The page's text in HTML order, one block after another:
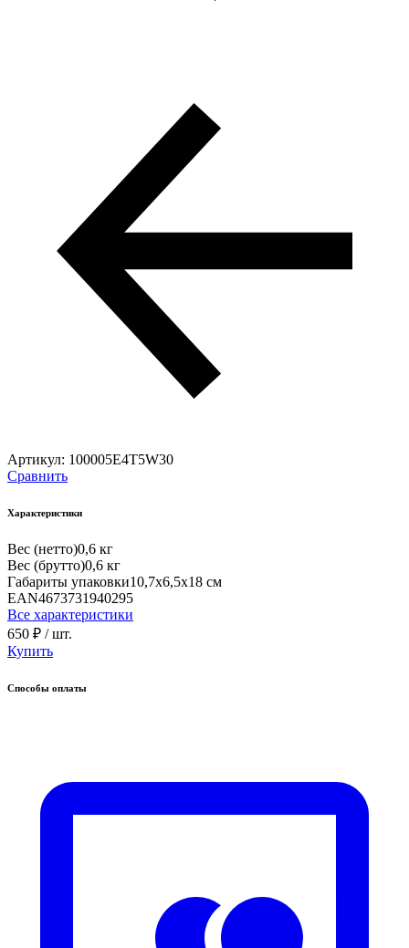
Артикул: 100005E4T5W30
Сравнить
Характеристики
Вес (нетто)0,6 кг
Вес (брутто)0,6 кг
Габариты упаковки10,7х6,5х18 см
EAN4673731940295
Все характеристики
650 ₽ / шт.
Купить
Способы оплаты